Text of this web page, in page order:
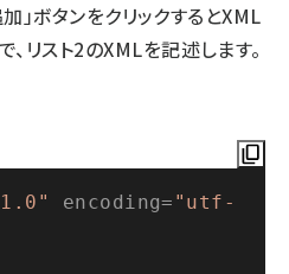
」ボタンをクリックするとXML
リスト2のXMLを記述します。
encoding= "utf-